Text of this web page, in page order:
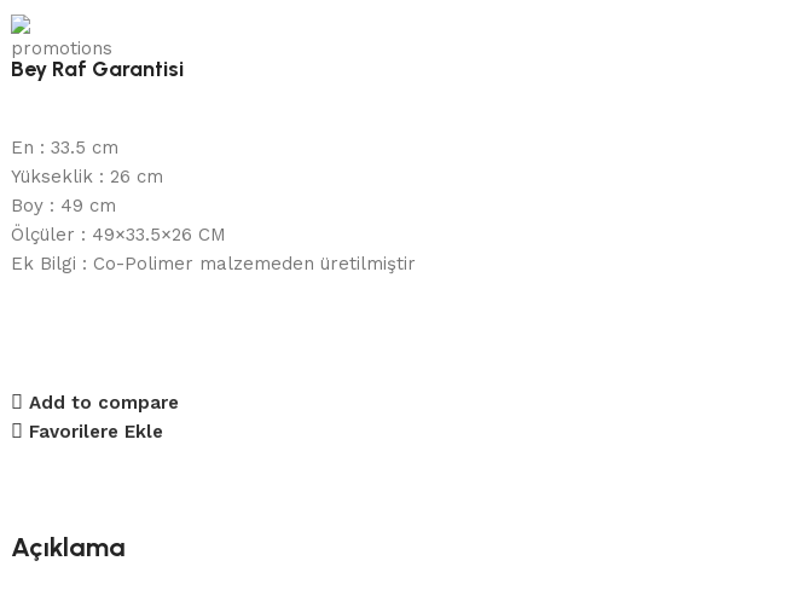
Bey Raf Garantisi
En : 33.5 cm
Yükseklik : 26 cm
Boy : 49 cm
Ölçüler : 49×33.5×26 CM
Ek Bilgi : Co-Polimer malzemeden üretilmiştir
Add to compare
Favorilere Ekle
Açıklama